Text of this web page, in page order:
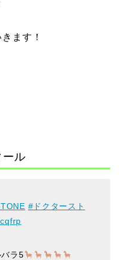
ます！
ール
#ドクタースト
ラ5